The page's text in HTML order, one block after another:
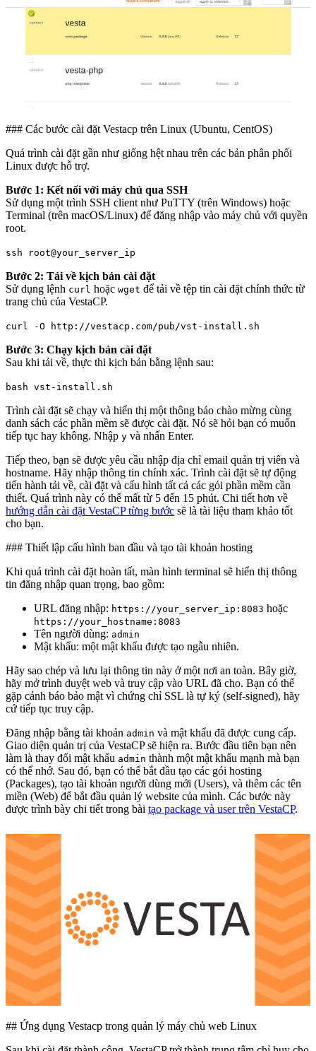
### Các bước cài đặt Vestacp trên Linux (Ubuntu, CentOS)
Quá trình cài đặt gần như giống hệt nhau trên các bản phân phối
Linux được hỗ trợ.
Bước 1: Kết nối với máy chủ qua SSH
Sử dụng một trình SSH client như PuTTY (trên Windows) hoặc
Terminal (trên macOS/Linux) để đăng nhập vào máy chủ với quyền
root.
ssh root@your_server_ip
Bước 2: Tải về kịch bản cài đặt
Sử dụng lệnh curl hoặc wget để tải về tệp tin cài đặt chính thức từ
trang chủ của VestaCP.
curl -O http://vestacp.com/pub/vst-install.sh
Bước 3: Chạy kịch bản cài đặt
Sau khi tải về, thực thi kịch bản bằng lệnh sau:
bash vst-install.sh
Trình cài đặt sẽ chạy và hiển thị một thông báo chào mừng cùng
danh sách các phần mềm sẽ được cài đặt. Nó sẽ hỏi bạn có muốn
tiếp tục hay không. Nhập y và nhấn Enter.
Tiếp theo, bạn sẽ được yêu cầu nhập địa chỉ email quản trị viên và
hostname. Hãy nhập thông tin chính xác. Trình cài đặt sẽ tự động
tiến hành tải về, cài đặt và cấu hình tất cả các gói phần mềm cần
thiết. Quá trình này có thể mất từ 5 đến 15 phút. Chi tiết hơn về
hướng dẫn cài đặt VestaCP từng bước sẽ là tài liệu tham khảo tốt
cho bạn.
### Thiết lập cấu hình ban đầu và tạo tài khoản hosting
Khi quá trình cài đặt hoàn tất, màn hình terminal sẽ hiển thị thông
tin đăng nhập quan trọng, bao gồm:
URL đăng nhập: https://your_server_ip:8083 hoặc
https://your_hostname:8083
Tên người dùng: admin
Mật khẩu: một mật khẩu được tạo ngẫu nhiên.
Hãy sao chép và lưu lại thông tin này ở một nơi an toàn. Bây giờ,
hãy mở trình duyệt web và truy cập vào URL đã cho. Bạn có thể
gặp cảnh báo bảo mật vì chứng chỉ SSL là tự ký (self-signed), hãy
cứ tiếp tục truy cập.
Đăng nhập bằng tài khoản admin và mật khẩu đã được cung cấp.
Giao diện quản trị của VestaCP sẽ hiện ra. Bước đầu tiên bạn nên
làm là thay đổi mật khẩu admin thành một mật khẩu mạnh mà bạn
có thể nhớ. Sau đó, bạn có thể bắt đầu tạo các gói hosting
(Packages), tạo tài khoản người dùng mới (Users), và thêm các tên
miền (Web) để bắt đầu quản lý website của mình. Các bước này
được trình bày chi tiết trong bài tạo package và user trên VestaCP.
## Ứng dụng Vestacp trong quản lý máy chủ web Linux